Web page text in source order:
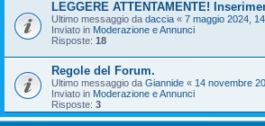
LEGGERE ATTENTAMENTE!
Ultimo messaggio da daccia « 7 maggio 2024,
Inviato in Moderazione e Annunci
Risposte: 18
Regole del Forum.
Ultimo messaggio da Giannide « 14 novembre
Inviato in Moderazione e Annunci
Risposte: 3